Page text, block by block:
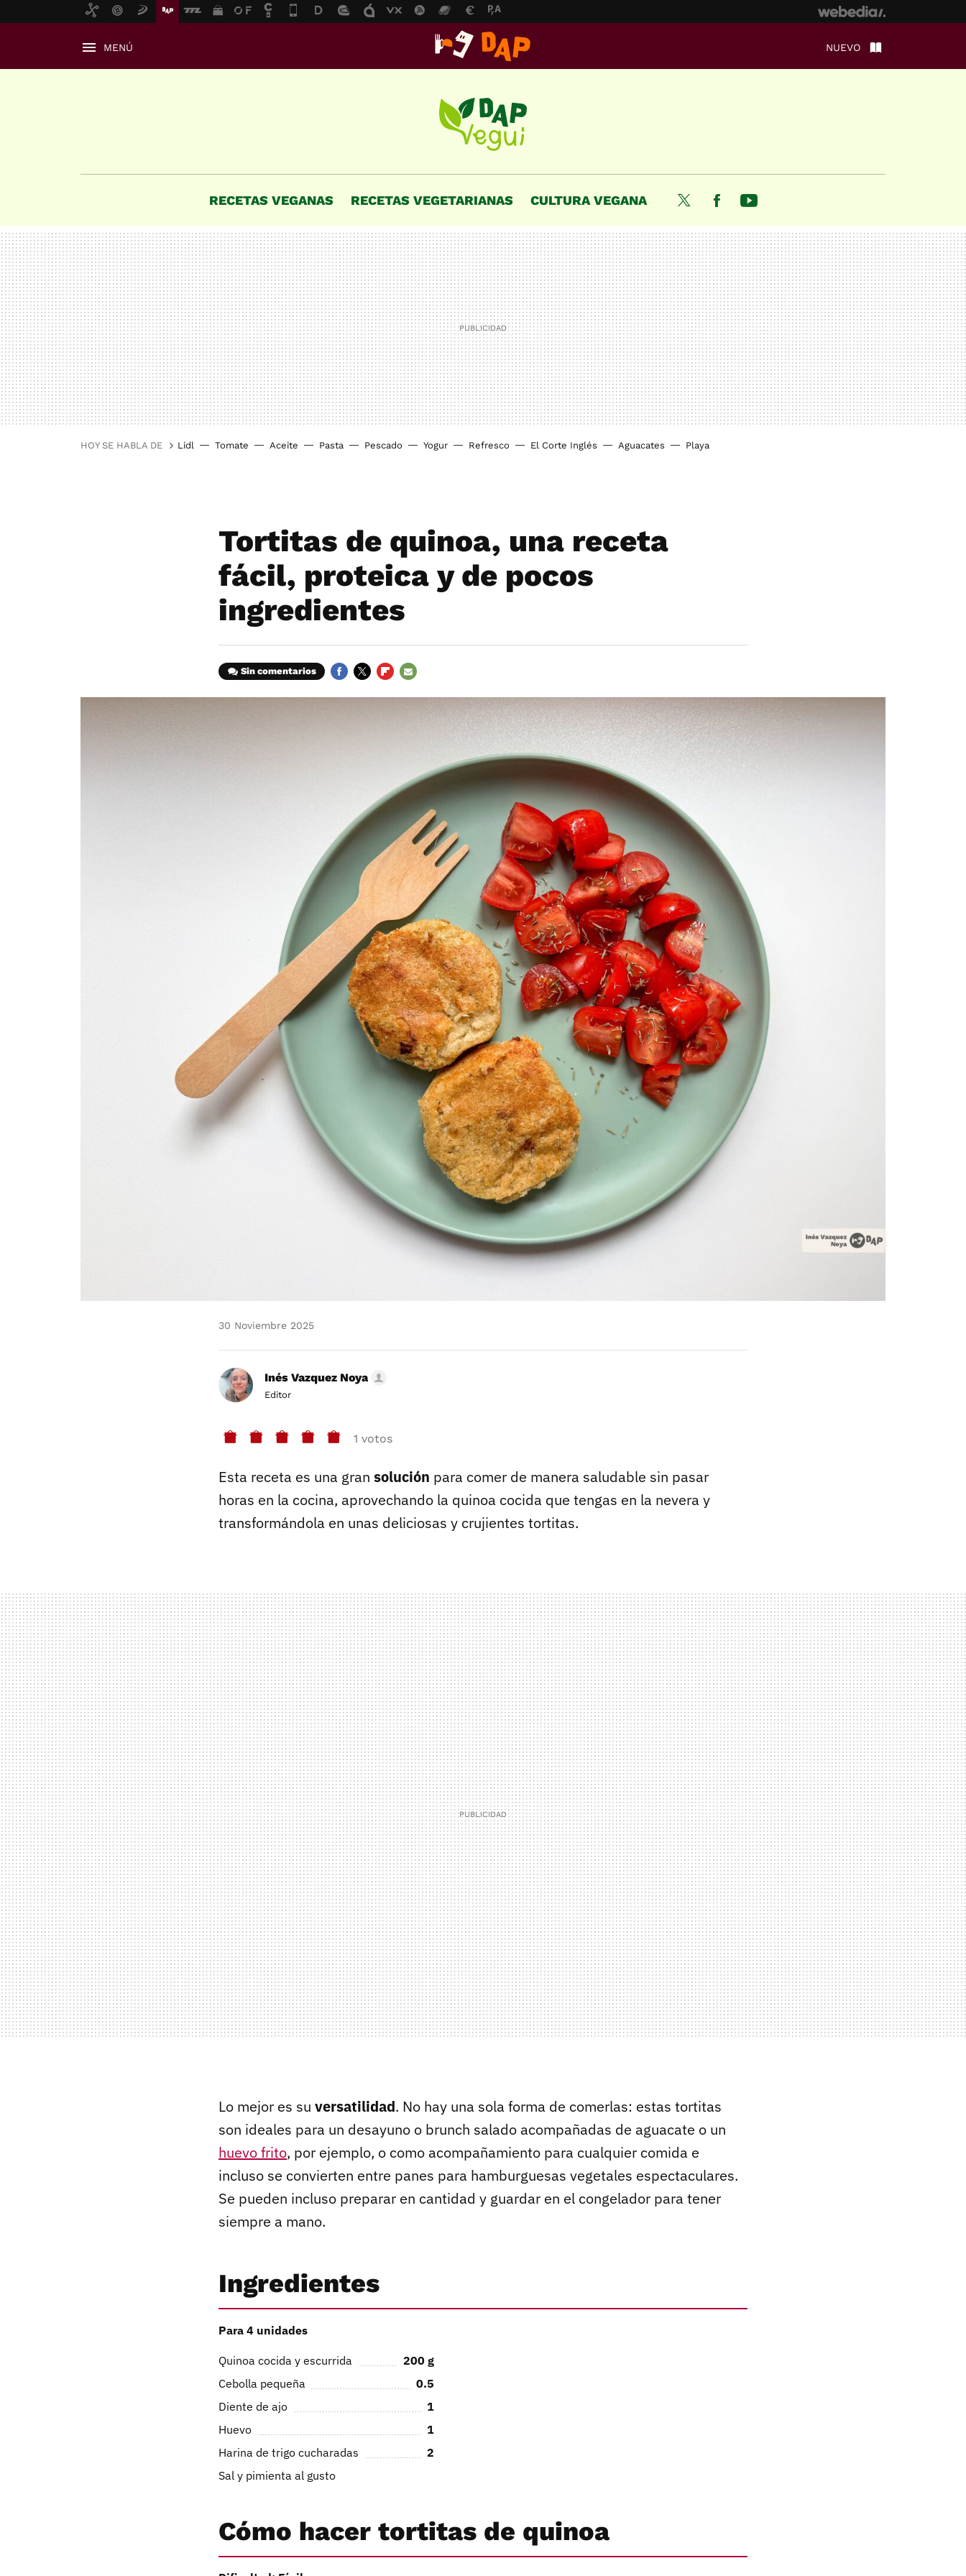
MENÚ NUEVO
RECETAS VEGANAS RECETAS VEGETARIANAS CULTURA VEGANA Twitter FacebookYoutube
HOY SE HABLA DE Lidl Tomate Aceite Pasta Pescado Yogur Refresco El Corte Inglés Aguacates Playa
Tortitas de quinoa, una receta
fácil, proteica y de pocos
ingredientes
Sin comentarios
MAIL
30 Noviembre 2025
Inés Vazquez Noya
Editor
1 votos
Esta receta es una gran solución para comer de manera saludable sin pasar
horas en la cocina, aprovechando la quinoa cocida que tengas en la nevera y
transformándola en unas deliciosas y crujientes tortitas.
Lo mejor es su versatilidad. No hay una sola forma de comerlas: estas tortitas
son ideales para un desayuno o brunch salado acompañadas de aguacate o un
huevo frito, por ejemplo, o como acompañamiento para cualquier comida e
incluso se convierten entre panes para hamburguesas vegetales espectaculares.
Se pueden incluso preparar en cantidad y guardar en el congelador para tener
siempre a mano.
Ingredientes
Para 4 unidades
Quinoa cocida y escurrida 200 g
Cebolla pequeña
0.5
Diente de ajo
1
Huevo
1
Harina de trigo cucharadas
2
Sal y pimienta al gusto
Cómo hacer tortitas de quinoa